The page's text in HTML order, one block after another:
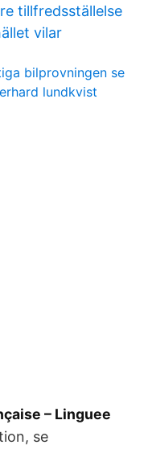
tillfredsställelse
vilar
bilprovningen se
lundkvist
– Linguee
se